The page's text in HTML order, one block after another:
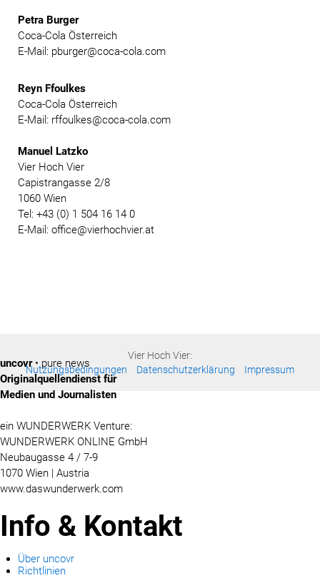
Petra Burger
Coca-Cola Österreich
E-Mail: pburger@coca-cola.com
Reyn Ffoulkes
Coca-Cola Österreich
E-Mail: rffoulkes@coca-cola.com
Manuel Latzko
Vier Hoch Vier
Capistrangasse 2/8
1060 Wien
Tel: +43 (0) 1 504 16 14 0
E-Mail: office@vierhochvier.at
Vier Hoch Vier:
Nutzungsbedingungen
Datenschutzerklärung Impressum
uncovr• pure news
Originalquellendienst für
Medien und Journalisten
ein WUNDERWERK Venture:
WUNDERWERK ONLINE GmbH
Neubaugasse 4 / 7-9
1070 Wien | Austria
www.daswunderwerk.com
Info & Kontakt
Über uncovr
Richtlinien